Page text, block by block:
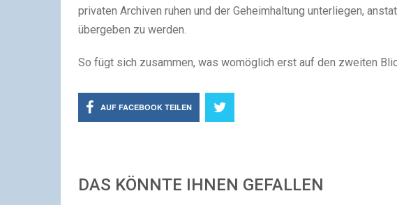
privaten Archiven ruhen und der Geheimhaltung unterliegen,
übergeben zu werden.
So fügt sich zusammen, was womöglich erst auf den zweiten
AUF FACEBOOK TEILEN
DAS KÖNNTE IHNEN GEFALLEN